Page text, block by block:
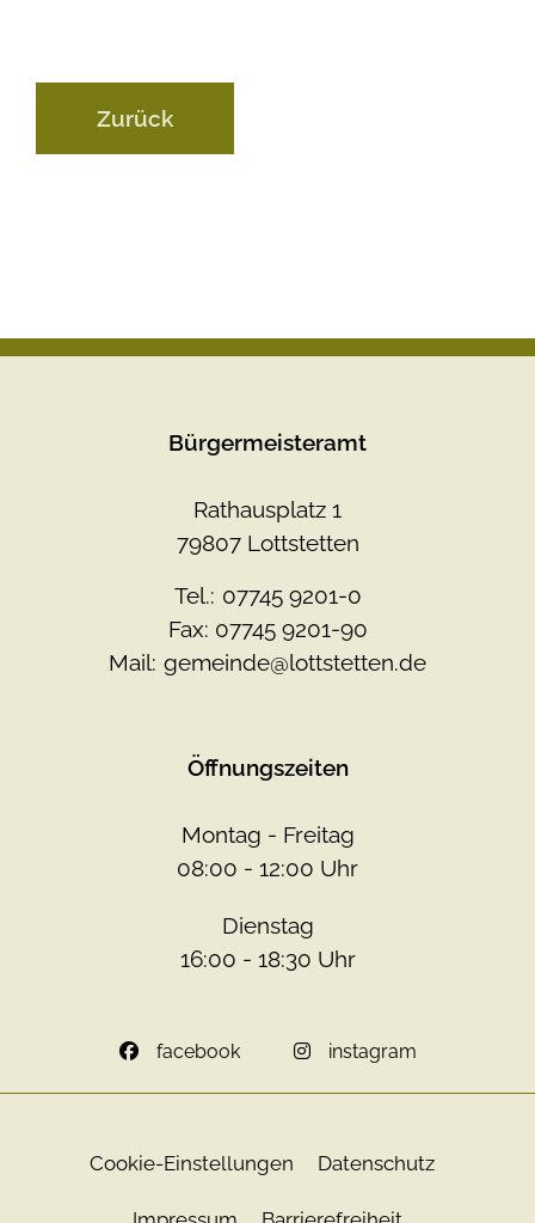
Zurück
Bürgermeisteramt
Rathausplatz 1
79807 Lottstetten
Tel.: 07745 9201-0
Fax: 07745 9201-90
Mail: gemeinde@lottstetten.de
Öffnungszeiten
Montag - Freitag
08:00 - 12:00 Uhr
Dienstag
16:00 - 18:30 Uhr
facebook instagram
Cookie-Einstellungen Datenschutz